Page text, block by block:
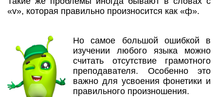
«v», которая правильно произносится как «ф».
Но самое большой ошибкой в
изучении любого языка можно
считать отсутствие грамотного
преподавателя. Особенно это
важно для усвоения фонетики и
правильного произношения.